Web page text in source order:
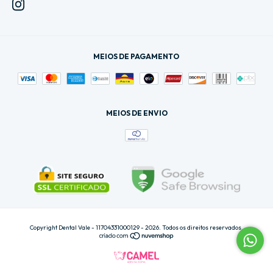
MEIOS DE PAGAMENTO
MEIOS DE ENVIO
Copyright Dental Vale - 11704331000129 - 2026. Todos os direitos reservados.